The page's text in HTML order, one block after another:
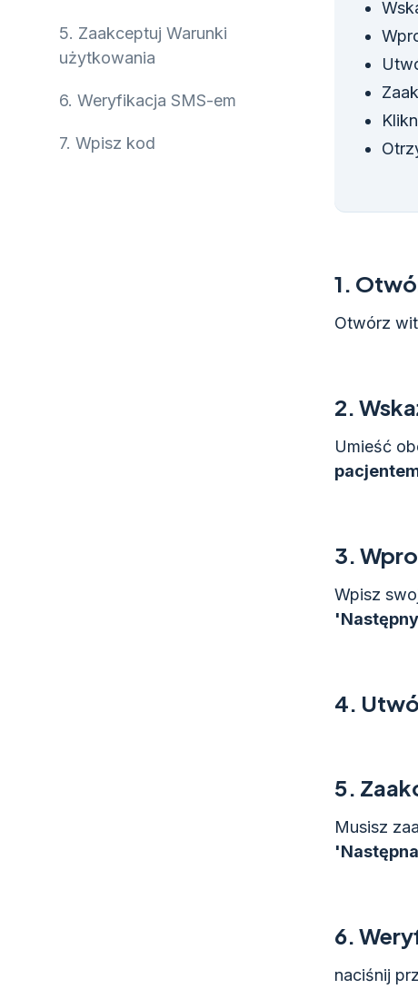
5. Zaakceptuj Warunki
użytkowania
6. Weryfikacja SMS-em
7. Wpisz kod
1.
Otwórz
2.
Umieść
3.
Wpisz
4.
5.
Musisz
6.
naciśnij